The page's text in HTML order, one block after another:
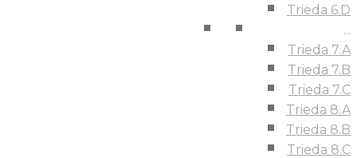
Trieda 6.D
...
Trieda 7.A
Trieda 7.B
Trieda 7.C
Trieda 8.A
Trieda 8.B
Trieda 8.C